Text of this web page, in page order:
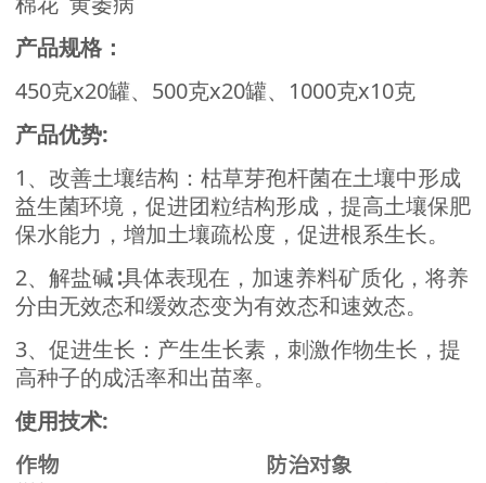
产品规格：
450克x20罐、500克x20罐、1000克x10克
产品优势:
1、改善土壤结构：枯草芽孢杆菌在土壤中形成
益生菌环境，促进团粒结构形成，提高土壤保肥
保水能力，增加土壤疏松度，促进根系生长。
2、解盐碱∶具体表现在，加速养料矿质化，将养
分由无效态和缓效态变为有效态和速效态。
3、促进生长：产生生长素，刺激作物生长，提
高种子的成活率和出苗率。
使用技术:
作物
防治对象